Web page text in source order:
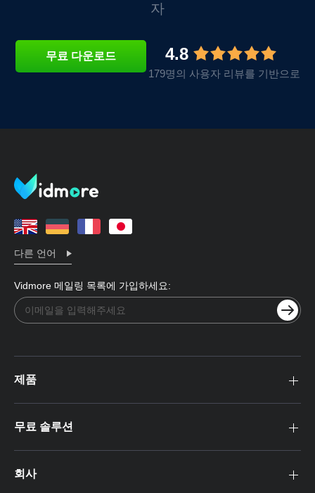
자
무료 다운로드 4.8
179명의 사용자 리뷰를 기반으로
다른 언어
Vidmore 메일링 목록에 가입하세요:
제품
무료 솔루션
회사